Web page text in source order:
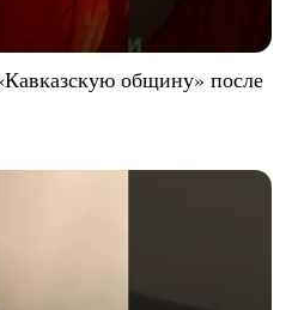
общину» после